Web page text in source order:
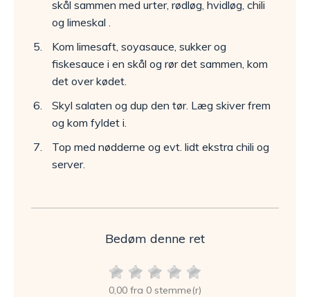
skål sammen med urter, rødløg, hvidløg, chili
og limeskal .
Kom limesaft, soyasauce, sukker og
fiskesauce i en skål og rør det sammen, kom
det over kødet.
Skyl salaten og dup den tør. Læg skiver frem
og kom fyldet i.
Top med nødderne og evt. lidt ekstra chili og
server.
Bedøm denne ret
0,00 fra 0 stemme(r)